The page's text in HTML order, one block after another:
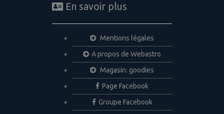
En savoir plus
Mentions légales
A propos de Webastro
Magasin: goodies
Page Facebook
Groupe Facebook